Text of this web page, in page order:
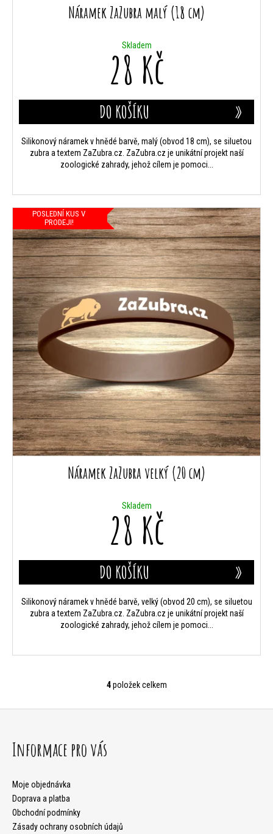
Náramek ZaZubra malý (18 cm)
Skladem
28 Kč
DO KOŠÍKU
Silikonový náramek v hnědé barvě, malý (obvod 18 cm), se siluetou
zubra a textem ZaZubra.cz. ZaZubra.cz je unikátní projekt naší
zoologické zahrady, jehož cílem je pomoci...
POSLEDNÍ KUS V
PRODEJI!
Náramek ZaZubra velký (20 cm)
Skladem
28 Kč
DO KOŠÍKU
Silikonový náramek v hnědé barvě, velký (obvod 20 cm), se siluetou
zubra a textem ZaZubra.cz. ZaZubra.cz je unikátní projekt naší
zoologické zahrady, jehož cílem je pomoci...
O
v
4položek celkem
Informace pro vás
Moje objednávka
Doprava a platba
Obchodní podmínky
Zásady ochrany osobních údajů